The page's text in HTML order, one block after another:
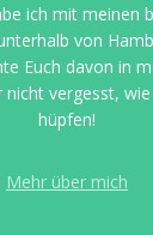
ich mit meinen
von
Euch davon in
vergesst,
hüpfen!
Mehr über mich